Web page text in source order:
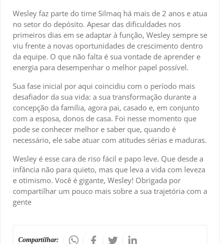
Wesley faz parte do time Silmaq há mais de 2 anos e atua
no setor do depósito. Apesar das dificuldades nos
primeiros dias em se adaptar à função, Wesley sempre se
viu frente a novas oportunidades de crescimento dentro
da equipe. O que não falta é sua vontade de aprender e
energia para desempenhar o melhor papel possível.
Sua fase inicial por aqui coincidiu com o período mais
desafiador da sua vida: a sua transformação durante a
concepção da família, agora pai, casado e, em conjunto
com a esposa, donos de casa. Foi nesse momento que
pode se conhecer melhor e saber que, quando é
necessário, ele sabe atuar com atitudes sérias e maduras.
Wesley é esse cara de riso fácil e papo leve. Que desde a
infância não para quieto, mas que leva a vida com leveza
e otimismo. Você é gigante, Wesley! Obrigada por
compartilhar um pouco mais sobre a sua trajetória com a
gente
Compartilhar: